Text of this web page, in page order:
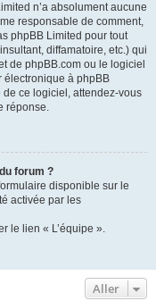
n’a absolument aucune
responsable de comment,
phpBB Limited pour tout
diffamatoire, etc.) qui
de phpBB.com ou le logiciel
électronique à phpBB
de ce logiciel, attendez-vous
réponse.
forum ?
disponible sur le
activée par les
le lien « L’équipe ».
Aller